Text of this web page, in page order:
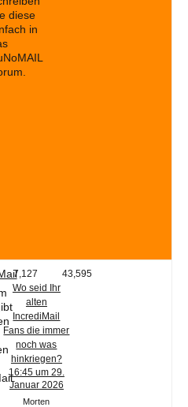
diese
in
7,127
43,595
Wo seid Ihr
alten
IncrediMail
Fans die immer
noch was
hinkriegen?
16:45 um 29.
Januar 2026
Morten